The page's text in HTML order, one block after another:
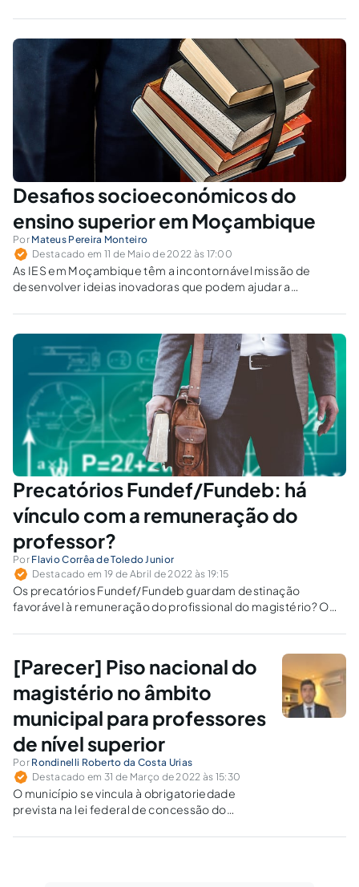
Desafios socioeconómicos do
ensino superior em Moçambique
Por Mateus Pereira Monteiro
Destacado em 11 de Maio de 2022 às 17:00
As IES em Moçambique têm a incontornável missão de
desenvolver ideias inovadoras que podem ajudar a
no país.
Precatórios Fundef/Fundeb: há
vínculo com a remuneração do
professor?
Por Flavio Corrêa de Toledo Junior
Destacado em 19 de Abril de 2022 às 19:15
Os precatórios Fundef/Fundeb guardam destinação
favorável à remuneração do profissional do magistério? O
2021?
[Parecer] Piso nacional do
magistério no âmbito
municipal para professores
de nível superior
Por Rondinelli Roberto da Costa Urias
Destacado em 31 de Março de 2022 às 15:30
O município se vincula à obrigatoriedade
prevista na lei federal de concessão do
magistério aos professores de graduação?